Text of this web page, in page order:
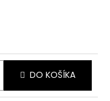
DO KOŠÍKA